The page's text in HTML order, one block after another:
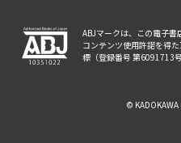
ABJマークは、この電子
コンテンツ使用許諾を得
標（登録番号 第6091713号
© KADOKAWA